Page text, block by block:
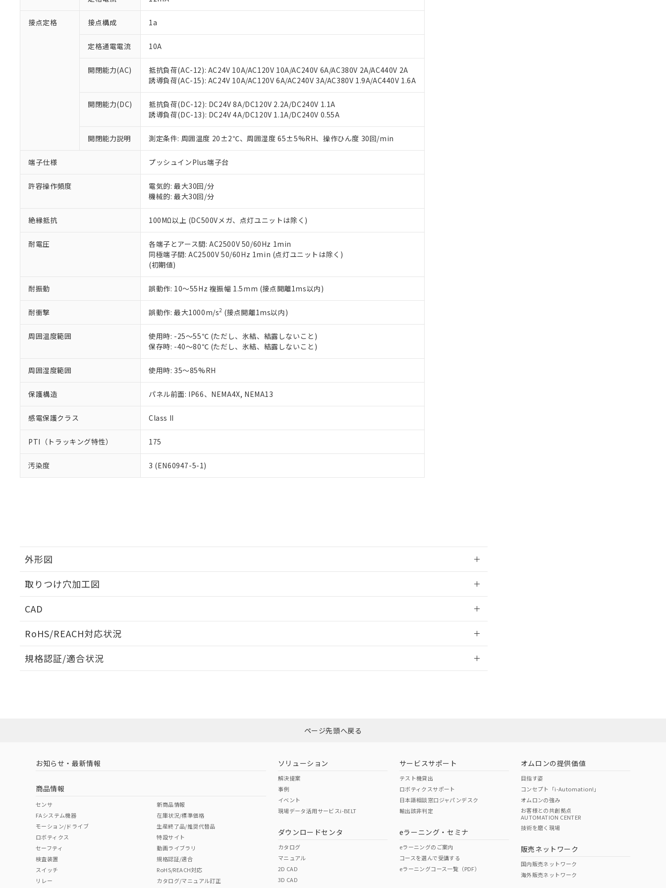
接点定格 接点構成 1a
定格通電電流 10A
開閉能力(AC)
抵抗負荷(AC-12): AC24V 10A/AC120V 10A/AC240V 6A/AC380V 2A/AC440V 2A
誘導負荷(AC-15): AC24V 10A/AC120V 6A/AC240V 3A/AC380V 1.9A/AC440V 1.6A
開閉能力(DC)
抵抗負荷(DC-12): DC24V 8A/DC120V 2.2A/DC240V 1.1A
誘導負荷(DC-13): DC24V 4A/DC120V 1.1A/DC240V 0.55A
開閉能力説明 測定条件: 周囲温度 20±2℃、周囲湿度 65±5%RH、操作ひん度 30回/min
端子仕様 プッシュインPlus端子台
許容操作頻度
電気的: 最大30回/分
機械的: 最大30回/分
絶縁抵抗 100MΩ以上 (DC500Vメガ、点灯ユニットは除く)
耐電圧
各端子とアース間: AC2500V 50/60Hz 1min
同極端子間: AC2500V 50/60Hz 1min (点灯ユニットは除く)
(初期値)
耐振動 誤動作: 10～55Hz 複振幅 1.5mm (接点開離1ms以内)
耐衝撃 誤動作: 最大1000m/s2 (接点開離1ms以内)
周囲温度範囲
使用時: -25～55℃ (ただし、氷結、結露しないこと)
保存時: -40～80℃ (ただし、氷結、結露しないこと)
周囲湿度範囲 使用時: 35～85%RH
保護構造 パネル前面: IP66、NEMA4X, NEMA13
感電保護クラス Class II
PTI（トラッキング特性） 175
汚染度 3 (EN60947-5-1)
外形図
取りつけ穴加工図
CAD
RoHS/REACH対応状況
EU RoHS 注意事項・凡例
ダウンロードはこちら
中国 RoHS 注意事項・凡例
中国 RoHS表
Pb Hg Cr(VI)
O O
規格認証/適合状況
本サービスは、当社制御機器事業取扱商品の当社在庫状況および標準価格(税抜)を提供させていただ
当社制御機器事業取扱商品の中には、本サービスの対象外となる商品もあることをご了承ください。
い。
正式な納期状況および標準価格はお客様のお取引先、またはお客様担当のオムロン制御機器販売店・
当社販売員にご相談ください。
在庫状況および標準価格結果を当社の事前の承諾なく第三者に漏洩または開示しないようお願いしま
す。
マイパーツ機能（部品リスト作成サービス）をご利用いただくには、I-Webメンバーズにご登録され
ている必要があります。
お客様が当ウェブサイト上で当社にご登録された部品リストについて、当社および当社の共同利用者
が、当社の製品・サービスに関するお客様との取引・商談に必要な範囲で利用することをご了承くだ
いる法人を指します。
*EU RoHS指令（10物質）：
フタル酸ビス(2-エチルヘキシル) (DEHP)(別名：DOP) 1000ppm以下、フタル酸ブチルベンジル（BBP） 1000ppm以下、フタル酸ジブチ
ル（DBP） 1000ppm以下、フタル酸ジイソブチル (DIBP) 1000ppm以下
但し、RoHS指令で産業用監視および制御機器に対する適用除外項目は除く。
フタル酸エステル類の４物質については閾値を超える意図的な使用がないことを確認しています。
※2 対応予定月
部品在庫の切り替え状況などにより、予定月が前後することがあります。
※3 非含有証明書ダウンロード
EU RoHS指令（10物質）の非含有証明書
51物質の非含有証明書（当社基準）
※本証明書は発行日時点で非含有を証明するもので、過去に遡って非含有を証明するものではありません。
また、RoHS指令のフタル酸エステル類４物質の対応では、対応完了までの期間は出荷製品に未対応品が
混在することから備考欄に対応日を記載しておりました。
既に当社にて対応品への在庫切替を完了していることから、特段のことがない限り、2022年1月12日よ
り割愛しております。
「×」：最大均質材料含有率が中国RoHSの基準値を超えていることを示します。
Pb(鉛) :1000ppm、 Hg(水銀) : 1000ppm、 Cd(カドミウム) : 100ppm、
DEHP(フタル酸ビス(2-エチルヘキシル)) : 1000ppm
※2 環境保護使用期限
「ｅ」：有害物質（10物質）のすべてが基準値以下であることを示します。
味します。
「－」：未確認です。当社販売部門へお問い合わせください。
当社は、これら貴社製品のうち、外国為替および外国貿易法に定める商品（以下｢規制貨物等」とい
などの必要な手続きをとります。
ます。
当社は貴社製品を、核兵器、ミサイル、化学兵器、生物兵器またはその他武器並びにこれらの製造装
置等に一切使用いたしません。
当社は、貴社製品を第三者に販売する場合は、上記1、2および3の内容を当該第三者に通知します。
たしません。
△ 一定数には満たないが在庫あり
－
在庫なし(最新の在庫状況については、お客様のお取引先、またはお客様担当のオムロン制御
機器販売店・当社販売員にご確認ください)
空
受注生産機種、また在庫状況の情報を公開していない機種
ページ先頭へ戻る
お知らせ・最新情報
商品情報
センサ
FAシステム機器
モーション/ドライブ
ロボティクス
セーフティ
検査装置
スイッチ
リレー
新商品情報
在庫状況/標準価格
生産終了品/推奨代替品
特設サイト
動画ライブラリ
規格認証/適合
RoHS/REACH対応
カタログ/マニュアル訂正
ソリューション
解決提案
事例
イベント
現場データ活用サービスi-BELT
ダウンロードセンタ
カタログ
マニュアル
2D CAD
3D CAD
サービスサポート
テスト機貸出
ロボティクスサポート
日本語相談窓口ジャパンデスク
輸出該非判定
eラーニング・セミナ
eラーニングのご案内
コースを選んで受講する
eラーニングコース一覧（PDF）
オムロンの提供価値
目指す姿
コンセプト「i-Automation!」
オムロンの強み
お客様との共創拠点
AUTOMATION CENTER
技術を磨く現場
販売ネットワーク
国内販売ネットワーク
海外販売ネットワーク